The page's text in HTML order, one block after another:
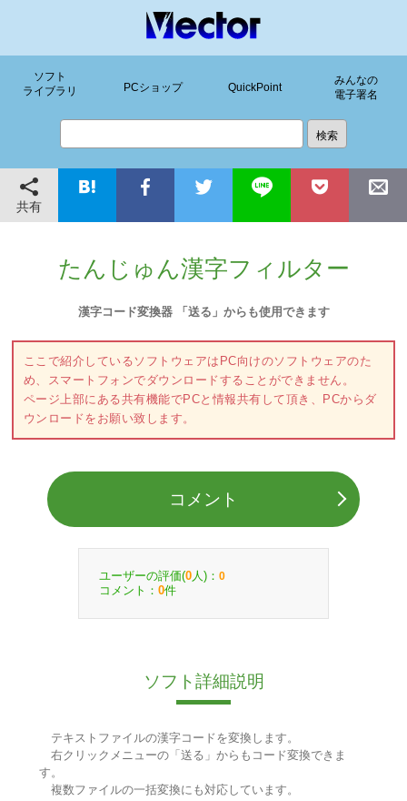
ソフト
ライブラリ
PCショップ QuickPoint
みんなの
電子署名
共有
たんじゅん漢字フィルター
漢字コード変換器 「送る」からも使用できます
ここで紹介しているソフトウェアはPC向けのソフトウェアのた
め、スマートフォンでダウンロードすることができません。
ページ上部にある共有機能でPCと情報共有して頂き、PCからダ
ウンロードをお願い致します。
コメント
ユーザーの評価(0 人)： 0
コメント： 0件
ソフト詳細説明
テキストファイルの漢字コードを変換します。
右クリックメニューの「送る」からもコード変換できま
す。
複数ファイルの一括変換にも対応しています。